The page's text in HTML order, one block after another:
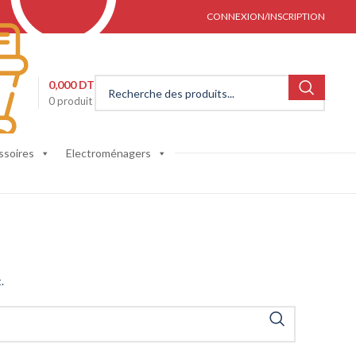
CONNEXION/INSCRIPTION
0produit
0,000DT
Electroménagers